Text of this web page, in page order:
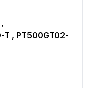
T , PT500GT02-